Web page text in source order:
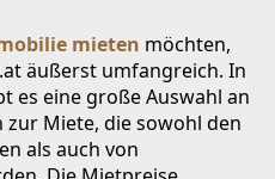
mieten möchten,
äußerst umfangreich. In
es eine große Auswahl an
Miete, die sowohl den
als auch von